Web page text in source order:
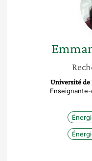
Université de